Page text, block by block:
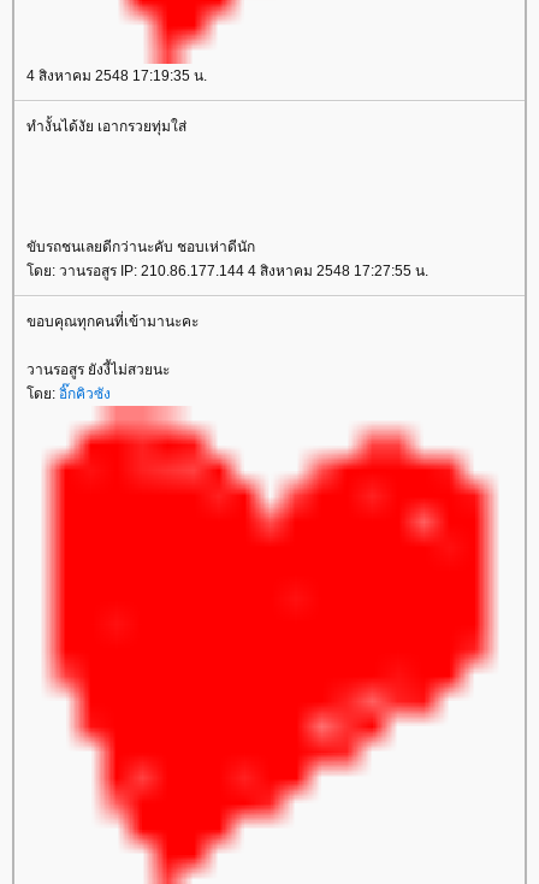
4 สิงหาคม 2548 17:19:35 น.
ทำงั้นได้งัย เอากรวยทุ่มใส่
ขับรถชนเลยดีกว่านะคับ ชอบเห่าดีนัก
ดย: วานรอสูร IP: 210.86.177.144 4 สิงหาคม 2548 17:27:55 น.
ขอบคุณทุกคนที่เข้ามานะคะ
วานรอสูร ยังงี้ไม่สวยนะ
ดย: อิ๊กคิวซัง